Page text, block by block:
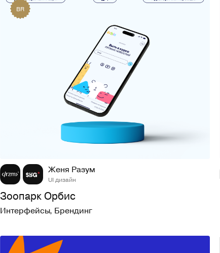
BR
86
Женя Разум
UI дизайн
Зоопарк Орбис
Интерфейсы, Брендинг